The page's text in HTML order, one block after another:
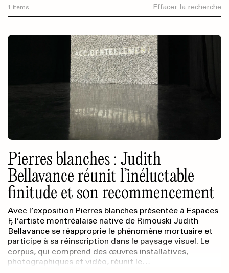
1 items Effacer la recherche
Pierres blanches : Judith
Bellavance réunit l’inéluctable
finitude et son recommencement
Avec l’exposition Pierres blanches présentée à Espaces
F, l’artiste montréalaise native de Rimouski Judith
Bellavance se réapproprie le phénomène mortuaire et
participe à sa réinscription dans le paysage visuel. Le
corpus, qui comprend des œuvres installatives,
photographiques et vidéo, réunit le…